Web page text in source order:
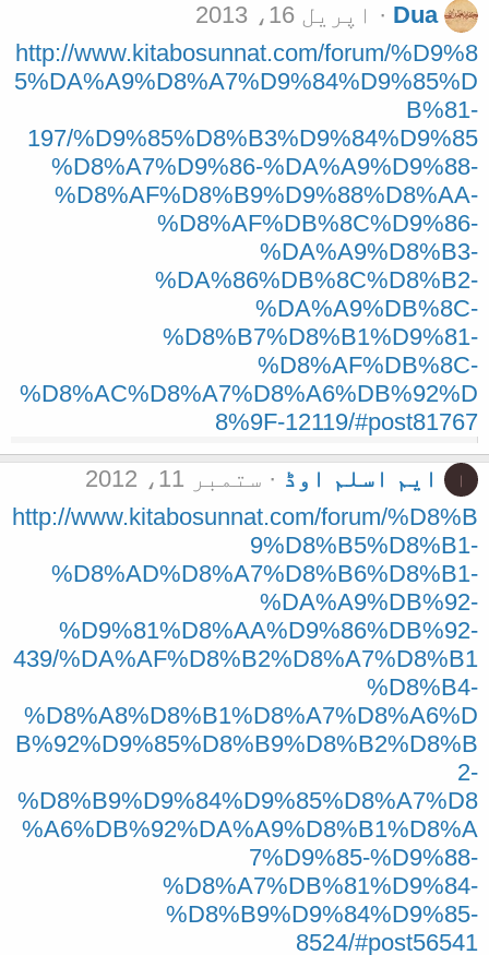
Dua
اپریل 16، 2013
http://www.kitabosunnat.com/forum/%D9%8
5%DA%A9%D8%A7%D9%84%D9%85%D
B%81-
197/%D9%85%D8%B3%D9%84%D9%85
%D8%A7%D9%86-%DA%A9%D9%88-
%D8%AF%D8%B9%D9%88%D8%AA-
%D8%AF%DB%8C%D9%86-
%DA%A9%D8%B3-
%DA%86%DB%8C%D8%B2-
%DA%A9%DB%8C-
%D8%B7%D8%B1%D9%81-
%D8%AF%DB%8C-
%D8%AC%D8%A7%D8%A6%DB%92%D
8%9F-12119/#post81767
ا ایم اسلم اوڈ
ستمبر 11، 2012
http://www.kitabosunnat.com/forum/%D8%B
9%D8%B5%D8%B1-
%D8%AD%D8%A7%D8%B6%D8%B1-
%DA%A9%DB%92-
%D9%81%D8%AA%D9%86%DB%92-
439/%DA%AF%D8%B2%D8%A7%D8%B1
%D8%B4-
%D8%A8%D8%B1%D8%A7%D8%A6%D
B%92%D9%85%D8%B9%D8%B2%D8%B
2-
%D8%B9%D9%84%D9%85%D8%A7%D8
%A6%DB%92%DA%A9%D8%B1%D8%A
7%D9%85-%D9%88-
%D8%A7%DB%81%D9%84-
%D8%B9%D9%84%D9%85-
8524/#post56541